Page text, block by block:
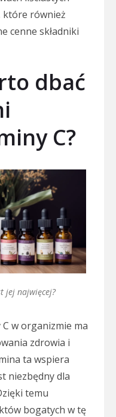
które również
cenne składniki
dbać
C?
jej najwięcej?
w organizmie ma
zdrowia i
ta wspiera
niezbędny dla
temu
bogatych w tę